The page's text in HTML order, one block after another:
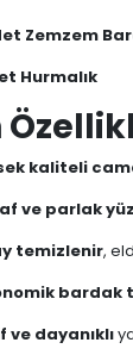
Zemzem
Hurmalık
kaliteli
ve parlak
temizlenir,
bardak
ve dayanıklı